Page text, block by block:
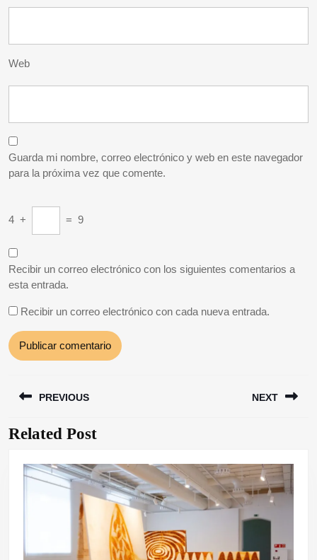
Web
Guarda mi nombre, correo electrónico y web en este navegador
para la próxima vez que comente.
4 + = 9
Recibir un correo electrónico con los siguientes comentarios a
esta entrada.
Recibir un correo electrónico con cada nueva entrada.
de
entradas
PREVIOUS
Entrada
NEXT
Related Post